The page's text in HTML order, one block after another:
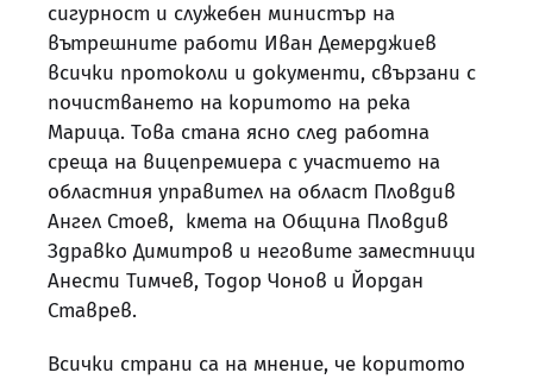
сигурност и служебен министър на
вътрешните работи Иван Демерджиев
всички протоколи и документи, свързани с
почистването на коритото на река
Марица. Това стана ясно след работна
среща на вицепремиера с участието на
областния управител на област Пловдив
Ангел Стоев, кмета на Община Пловдив
Здравко Димитров и неговите заместници
Анести Тимчев, Тодор Чонов и Йордан
Ставрев.
Всички страни са на мнение, че коритото